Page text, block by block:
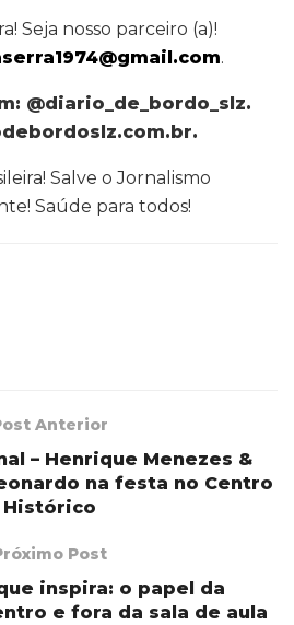
Seja nosso parceiro (a)!
.
@diario_de_bordo_slz.
Salve o Jornalismo
Saúde para todos!
Anterior
– Henrique Menezes &
na festa no Centro
Histórico
Post
inspira: o papel da
e fora da sala de aula